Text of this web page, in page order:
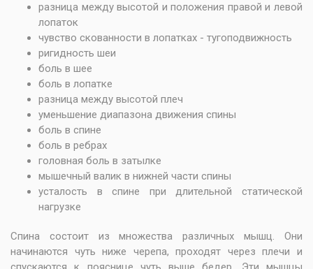
разница между высотой и положения правой и левой
лопаток
чувство скованности в лопатках - тугоподвижность
ригидность шеи
боль в шее
боль в лопатке
разница между высотой плеч
уменьшение диапазона движения спины
боль в спине
боль в ребрах
головная боль в затылке
мышечный валик в нижней части спины
усталость в спине при длительной статической
нагрузке
Спина состоит из множества различных мышц. Они
начинаются чуть ниже черепа, проходят через плечи и